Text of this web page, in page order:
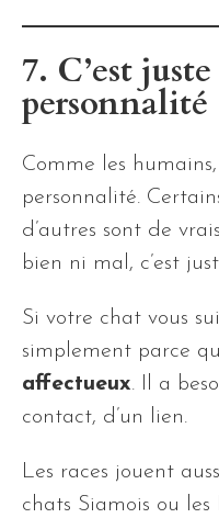
7. C’est
personnalité
Comme les
personnalité.
d’autres sont de
bien ni mal, c’est
Si votre chat vous
simplement parce
affectueux. Il a
contact, d’un lien.
Les races jouent
chats Siamois ou